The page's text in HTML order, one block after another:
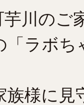
芋川のご
「ラボ
族様に見